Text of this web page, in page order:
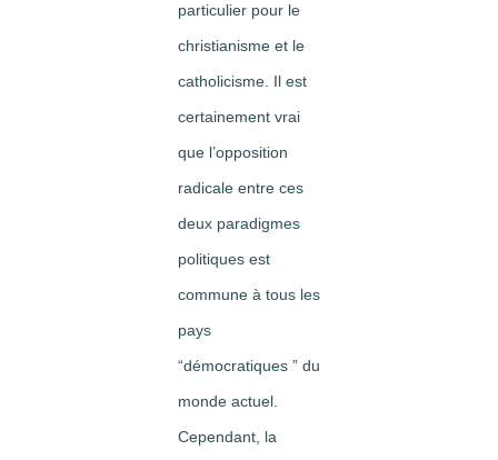
particulier pour le
christianisme et le
catholicisme. Il est
certainement vrai
que l’opposition
radicale entre ces
deux paradigmes
politiques est
commune à tous les
pays
“démocratiques ” du
monde actuel.
Cependant, la